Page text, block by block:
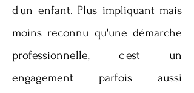
d'un enfant. Plus impliquant mais
moins reconnu qu'une démarche
professionnelle, c'est un
engagement parfois aussi